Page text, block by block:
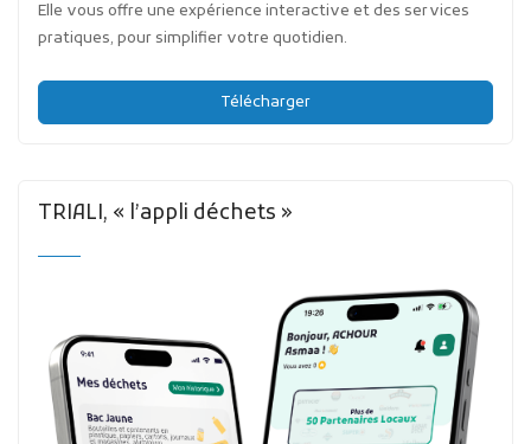
Elle vous offre une expérience interactive et des services
pratiques, pour simplifier votre quotidien.
Télécharger
TRIALI, « l’appli déchets »